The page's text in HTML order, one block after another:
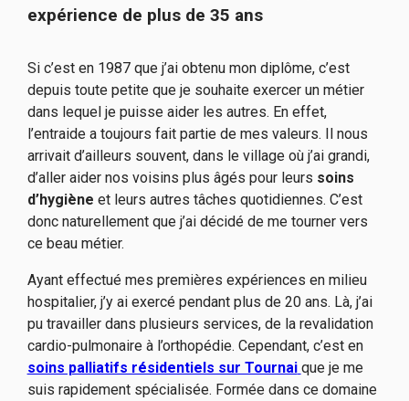
expérience de plus de 35 ans
Si c’est en 1987 que j’ai obtenu mon diplôme, c’est
depuis toute petite que je souhaite exercer un métier
dans lequel je puisse aider les autres. En effet,
l’entraide a toujours fait partie de mes valeurs. Il nous
arrivait d’ailleurs souvent, dans le village où j’ai grandi,
d’aller aider nos voisins plus âgés pour leurs soins
d’hygiène et leurs autres tâches quotidiennes. C’est
donc naturellement que j’ai décidé de me tourner vers
ce beau métier.
Ayant effectué mes premières expériences en milieu
hospitalier, j’y ai exercé pendant plus de 20 ans. Là, j’ai
pu travailler dans plusieurs services, de la revalidation
cardio-pulmonaire à l’orthopédie. Cependant, c’est en
soins palliatifs résidentiels sur Tournai que je me
suis rapidement spécialisée. Formée dans ce domaine